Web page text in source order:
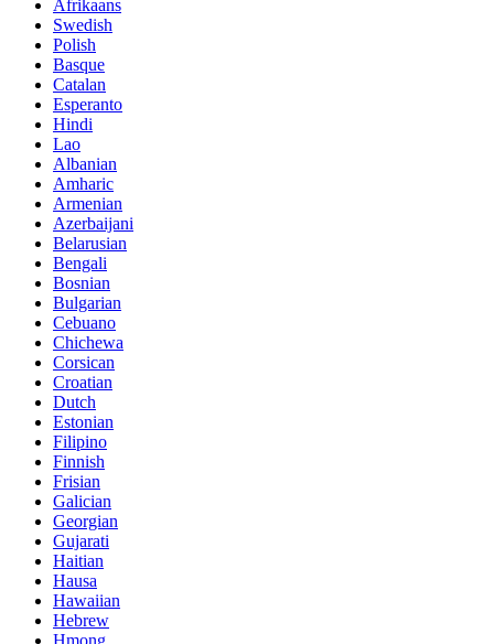
Afrikaans
Swedish
Polish
Basque
Catalan
Esperanto
Hindi
Lao
Albanian
Amharic
Armenian
Azerbaijani
Belarusian
Bengali
Bosnian
Bulgarian
Cebuano
Chichewa
Corsican
Croatian
Dutch
Estonian
Filipino
Finnish
Frisian
Galician
Georgian
Gujarati
Haitian
Hausa
Hawaiian
Hebrew